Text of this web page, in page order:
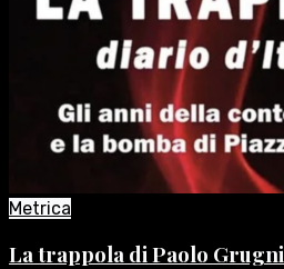
Metrica
La trappola di Paolo Grugni